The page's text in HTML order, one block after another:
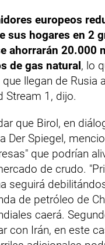
europeos
sus hogares en 2
ahorrarán 20.000
de gas natural, lo
llegan de Rusia
Stream 1, dijo.
que Birol, en
Der Spiegel,
que podrían
de crudo.
seguirá
de petróleo de
caerá.
con Irán, en este